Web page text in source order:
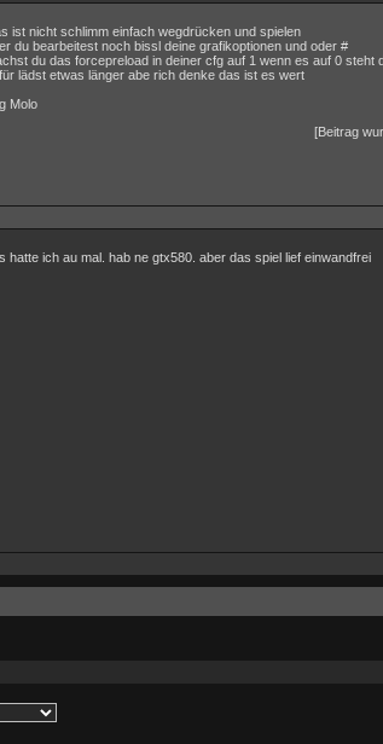
ist nicht schlimm einfach wegdrücken und spielen
du bearbeitest noch bissl deine grafikoptionen und oder #
du das forcepreload in deiner cfg auf 1 wenn es auf 0 steht
lädst etwas länger abe rich denke das ist es wert
Molo
[Beitrag
hatte ich au mal. hab ne gtx580. aber das spiel lief einwandfrei